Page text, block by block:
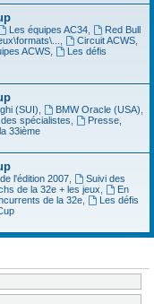
Les équipes AC34,
Red Bull
, Circuit ACWS,
ACWS,
Les défis
(SUI), BMW Oracle (USA),
des spécialistes,
Presse,
33ième
l'édition 2007,
Suivi des
de la 32e + les jeux,
En
de la 32e,
Les défis